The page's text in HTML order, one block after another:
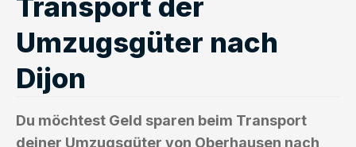
Umzugsgüter nach
Dijon
Du möchtest Geld sparen beim Transport
deiner Umzugsgüter von Oberhausen nach